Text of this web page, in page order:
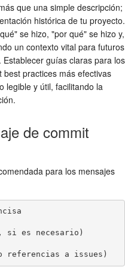
que una simple descripción;
histórica de tu proyecto.
se hizo, "por qué" se hizo y,
un contexto vital para futuros
guías claras para los
best practices más efectivas
legible y útil, facilitando la
de commit
para los mensajes
si es necesario)